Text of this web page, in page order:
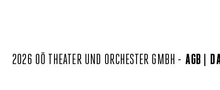
2026 OÖ THEATER UND ORCHESTER GMBH - AGB